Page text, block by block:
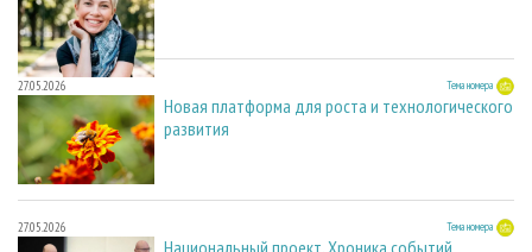
27.05.2026 Тема номера
Новая платформа для роста и технологического
развития
27.05.2026 Тема номера